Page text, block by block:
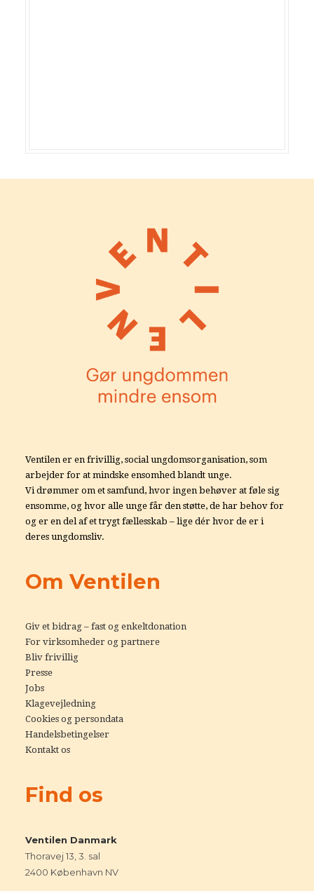
Ventilen er en frivillig, social ungdomsorganisation, som
arbejder for at mindske ensomhed blandt unge.
Vi drømmer om et samfund, hvor ingen behøver at føle sig
ensomme, og hvor alle unge får den støtte, de har behov for
og er en del af et trygt fællesskab – lige dér hvor de er i
deres ungdomsliv.
Om Ventilen
Giv et bidrag – fast og enkeltdonation
For virksomheder og partnere
Bliv frivillig
Presse
Jobs
Klagevejledning
Cookies og persondata
Handelsbetingelser
Kontakt os
Find os
Ventilen Danmark
Thoravej 13, 3. sal
2400 København NV